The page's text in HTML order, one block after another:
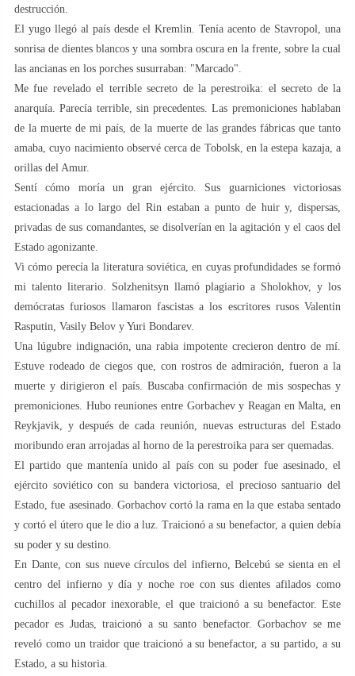
destrucción.
El yugo llegó al país desde el Kremlin. Tenía acento de Stavropol, una
sonrisa de dientes blancos y una sombra oscura en la frente, sobre la cual
las ancianas en los porches susurraban: "Marcado".
Me fue revelado el terrible secreto de la perestroika: el secreto de la
anarquía. Parecía terrible, sin precedentes. Las premoniciones hablaban
de la muerte de mi país, de la muerte de las grandes fábricas que tanto
amaba, cuyo nacimiento observé cerca de Tobolsk, en la estepa kazaja, a
orillas del Amur.
Sentí cómo moría un gran ejército. Sus guarniciones victoriosas
estacionadas a lo largo del Rin estaban a punto de huir y, dispersas,
privadas de sus comandantes, se disolverían en la agitación y el caos del
Estado agonizante.
Vi cómo perecía la literatura soviética, en cuyas profundidades se formó
mi talento literario. Solzhenitsyn llamó plagiario a Sholokhov, y los
demócratas furiosos llamaron fascistas a los escritores rusos Valentin
Rasputin, Vasily Belov y Yuri Bondarev.
Una lúgubre indignación, una rabia impotente crecieron dentro de mí.
Estuve rodeado de ciegos que, con rostros de admiración, fueron a la
muerte y dirigieron el país. Buscaba confirmación de mis sospechas y
premoniciones. Hubo reuniones entre Gorbachev y Reagan en Malta, en
Reykjavik, y después de cada reunión, nuevas estructuras del Estado
moribundo eran arrojadas al horno de la perestroika para ser quemadas.
El partido que mantenía unido al país con su poder fue asesinado, el
ejército soviético con su bandera victoriosa, el precioso santuario del
Estado, fue asesinado. Gorbachov cortó la rama en la que estaba sentado
y cortó el útero que le dio a luz. Traicionó a su benefactor, a quien debía
su poder y su destino.
En Dante, con sus nueve círculos del infierno, Belcebú se sienta en el
centro del infierno y día y noche roe con sus dientes afilados como
cuchillos al pecador inexorable, el que traicionó a su benefactor. Este
pecador es Judas, traicionó a su santo benefactor. Gorbachov se me
reveló como un traidor que traicionó a su benefactor, a su partido, a su
Estado, a su historia.